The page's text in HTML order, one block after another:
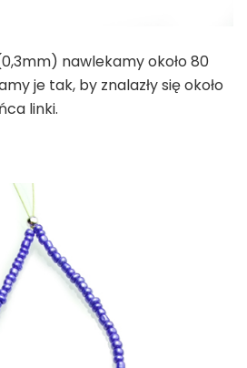
nawlekamy około 80
je tak, by znalazły się około
linki.